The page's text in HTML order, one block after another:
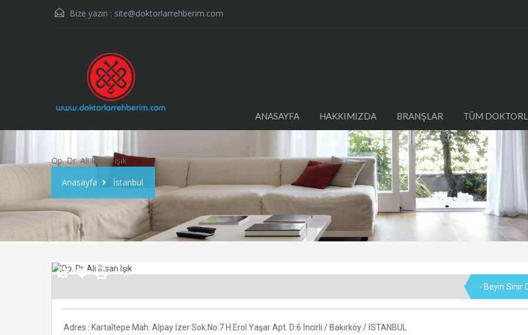
Bize yazın : site@doktorlarrehberim.com
ANASAYFA HAKKIMIZDA BRANŞLAR TÜM
Op. Dr. Ali İhsan Işık
Anasayfa
İstanbul
- Beyin Sinir
Adres : Kartaltepe Mah. Alpay İzer Sok.No:7 H.Erol Yaşar Apt. D:6 İncirli / Bakırköy / İSTANBUL